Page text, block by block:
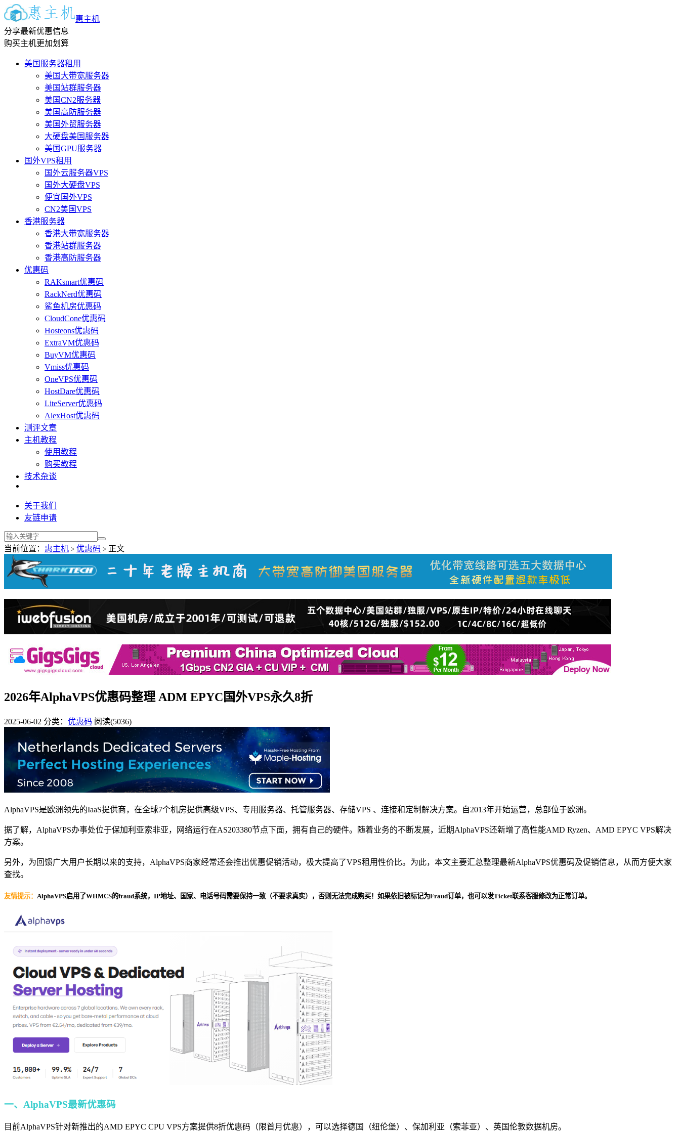
惠主机
分享最新优惠信息
购买主机更加划算
美国服务器租用
美国大带宽服务器
美国站群服务器
美国CN2服务器
美国高防服务器
美国外贸服务器
大硬盘美国服务器
美国GPU服务器
国外VPS租用
国外云服务器VPS
国外大硬盘VPS
便宜国外VPS
CN2美国VPS
香港服务器
香港大带宽服务器
香港站群服务器
香港高防服务器
优惠码
RAKsmart优惠码
RackNerd优惠码
鲨鱼机房优惠码
CloudCone优惠码
Hosteons优惠码
ExtraVM优惠码
BuyVM优惠码
Vmiss优惠码
OneVPS优惠码
HostDare优惠码
LiteServer优惠码
AlexHost优惠码
测评文章
主机教程
使用教程
购买教程
技术杂谈
关于我们
友链申请
当前位置： 惠主机 > 优惠码 > 正文
2026年AlphaVPS优惠码整理 ADM EPYC国外VPS永久8折
2025-06-02 分类： 优惠码 阅读(5036)
AlphaVPS是欧洲领先的IaaS提供商，在全球7个机房提供高级VPS、专用服务器、托管服务器、存储VPS 、连接和定制解决方案。自2013年开始运营，总部位于欧洲。
据了解，AlphaVPS办事处位于保加利亚索非亚，网络运行在AS203380节点下面，拥有自己的硬件。随着业务的不断发展，近期AlphaVPS还新增了高性能AMD Ryzen、AMD EPYC VPS解决
方案。
另外，为回馈广大用户长期以来的支持，AlphaVPS商家经常还会推出优惠促销活动，极大提高了VPS租用性价比。为此，本文主要汇总整理最新AlphaVPS优惠码及促销信息，从而方便大家
查找。
友情提示： AlphaVPS启用了WHMCS的fraud系统，IP地址、国家、电话号码需要保持一致（不要求真实），否则无法完成购买！如果依旧被标记为Fraud订单，也可以发Ticket联系客服修改为正常订单。
一、AlphaVPS最新优惠码
目前AlphaVPS针对新推出的AMD EPYC CPU VPS方案提供8折优惠码（限首月优惠），可以选择德国（纽伦堡）、保加利亚（索菲亚）、英国伦敦数据机房。